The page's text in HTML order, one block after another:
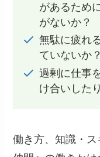
があるため
がないか？
無駄に疲れ
ていないか？
過剰に仕事
け合いした
働き方、知識・ス